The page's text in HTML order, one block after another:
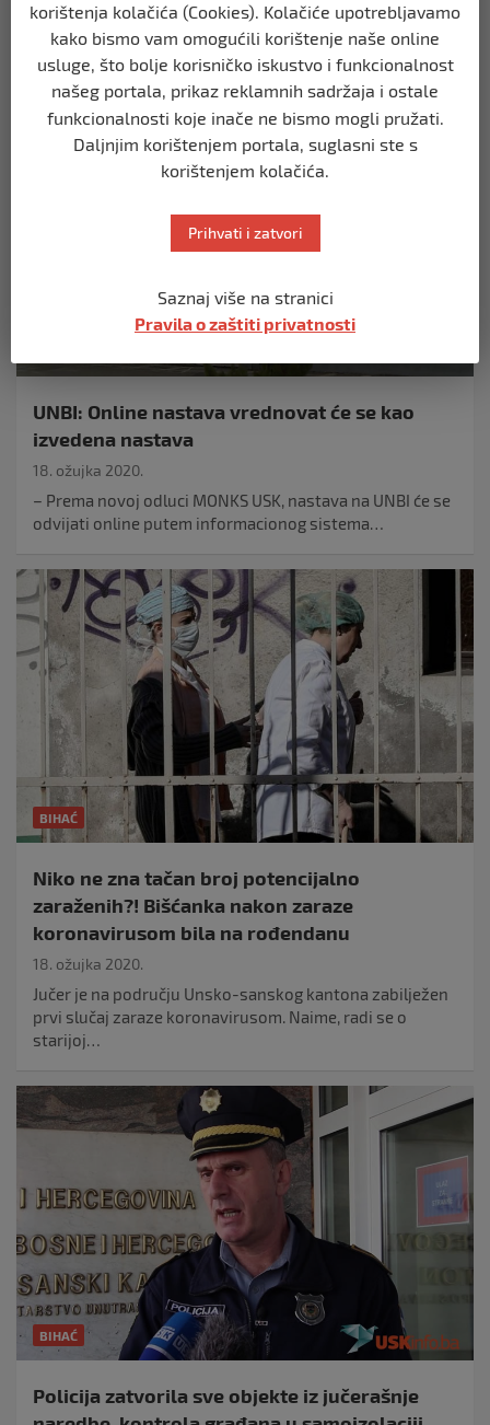
Dino Ćemić, glavni kantonalni inspektor za sanitarne,
zdravstvene, farmaceutske poslove i hranu, po
ovlaštenju, dao je…
UNBI: Online nastava vrednovat će se kao
izvedena nastava
18. ožujka 2020.
– Prema novoj odluci MONKS USK, nastava na UNBI će se
odvijati online putem informacionog sistema…
BIHAĆ
Niko ne zna tačan broj potencijalno
zaraženih?! Bišćanka nakon zaraze
koronavirusom bila na rođendanu
18. ožujka 2020.
Jučer je na području Unsko-sanskog kantona zabilježen
prvi slučaj zaraze koronavirusom. Naime, radi se o
starijoj…
BIHAĆ
Policija zatvorila sve objekte iz jučerašnje
korištenja kolačića (Cookies). Kolačiće upotrebljavamo
kako bismo vam omogućili korištenje naše online
usluge, što bolje korisničko iskustvo i funkcionalnost
našeg portala, prikaz reklamnih sadržaja i ostale
funkcionalnosti koje inače ne bismo mogli pružati.
Daljnjim korištenjem portala, suglasni ste s
korištenjem kolačića.
Prihvati i zatvori
Saznaj više na stranici
Pravila o zaštiti privatnosti